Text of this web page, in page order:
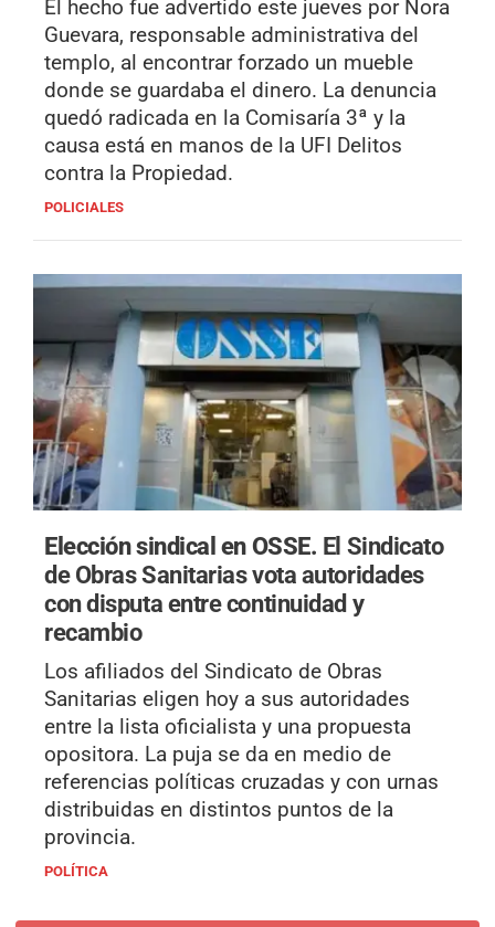
El hecho fue advertido este jueves por Nora
Guevara, responsable administrativa del
templo, al encontrar forzado un mueble
donde se guardaba el dinero. La denuncia
quedó radicada en la Comisaría 3ª y la
causa está en manos de la UFI Delitos
contra la Propiedad.
POLICIALES
Elección sindical en OSSE. El Sindicato
de Obras Sanitarias vota autoridades
con disputa entre continuidad y
recambio
Los afiliados del Sindicato de Obras
Sanitarias eligen hoy a sus autoridades
entre la lista oficialista y una propuesta
opositora. La puja se da en medio de
referencias políticas cruzadas y con urnas
distribuidas en distintos puntos de la
provincia.
POLÍTICA